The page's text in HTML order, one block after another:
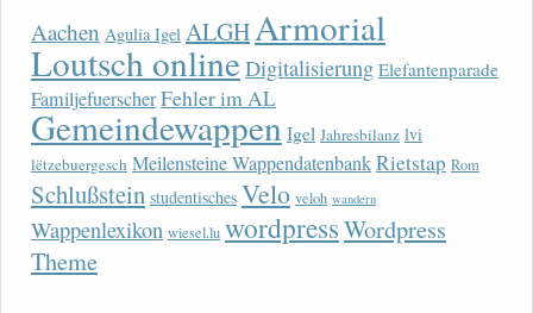
Aachen Agulia Igel ALGH Armorial
Loutsch onlineDigitalisierung Elefantenparade
FamiljefuerscherFehler im AL
Gemeindewappen Igel Jahresbilanz lvi
lëtzebuergesch Meilensteine WappendatenbankRietstap Rom
Schlußstein studentisches Velo veloh wandern
Wappenlexikon wiesel.lu wordpressWordpress
Theme